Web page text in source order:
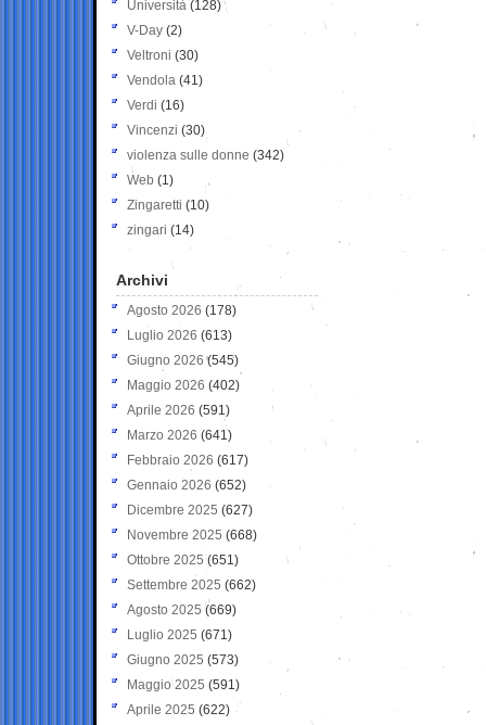
Università (128)
V-Day (2)
Veltroni (30)
Vendola (41)
Verdi (16)
Vincenzi (30)
violenza sulle donne (342)
Web (1)
Zingaretti (10)
zingari (14)
Archivi
Agosto 2026 (178)
Luglio 2026 (613)
Giugno 2026 (545)
Maggio 2026 (402)
Aprile 2026 (591)
Marzo 2026 (641)
Febbraio 2026 (617)
Gennaio 2026 (652)
Dicembre 2025 (627)
Novembre 2025 (668)
Ottobre 2025 (651)
Settembre 2025 (662)
Agosto 2025 (669)
Luglio 2025 (671)
Giugno 2025 (573)
Maggio 2025 (591)
Aprile 2025 (622)